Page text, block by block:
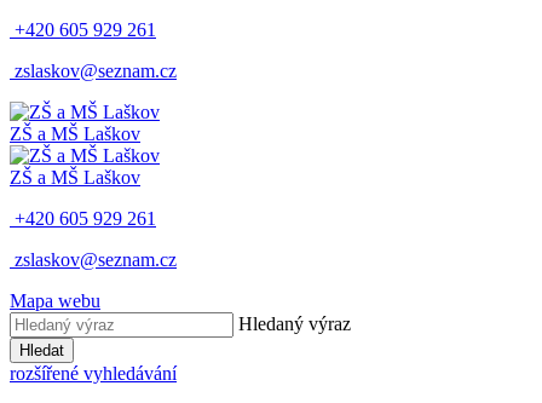
+420 605 929 261
zslaskov@seznam.cz
ZŠ a MŠ Laškov
ZŠ a MŠ Laškov
+420 605 929 261
zslaskov@seznam.cz
Mapa webu
Hledaný výraz
Hledat
rozšířené vyhledávání